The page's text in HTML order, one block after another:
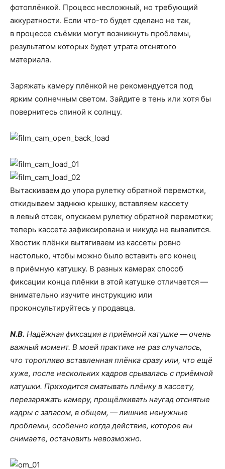
фотоплёнкой. Процесс несложный, но требующий
аккуратности. Если что-то будет сделано не так,
в процессе съёмки могут возникнуть проблемы,
результатом которых будет утрата отснятого
материала.
Заряжать камеру плёнкой не рекомендуется под
ярким солнечным светом. Зайдите в тень или хотя бы
повернитесь спиной к солнцу.
Вытаскиваем до упора рулетку обратной перемотки,
откидываем заднюю крышку, вставляем кассету
в левый отсек, опускаем рулетку обратной перемотки;
теперь кассета зафиксирована и никуда не вывалится.
Хвостик плёнки вытягиваем из кассеты ровно
настолько, чтобы можно было вставить его конец
в приёмную катушку. В разных камерах способ
фиксации конца плёнки в этой катушке отличается —
внимательно изучите инструкцию или
проконсультируйтесь у продавца.
N.B. Надёжная фиксация в приёмной катушке — очень
важный момент. В моей практике не раз случалось,
что торопливо вставленная плёнка сразу или, что ещё
хуже, после нескольких кадров срывалась с приёмной
катушки. Приходится сматывать плёнку в кассету,
перезаряжать камеру, прощёлкивать наугад отснятые
кадры с запасом, в общем, — лишние ненужные
проблемы, особенно когда действие, которое вы
снимаете, остановить невозможно.